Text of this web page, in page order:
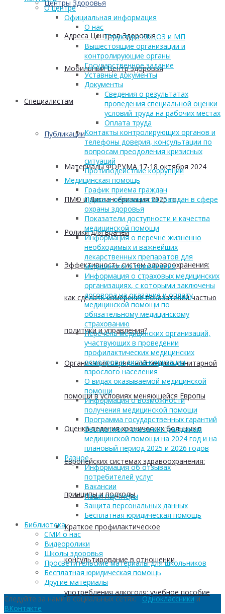
Центры Здоровья
Адреса Центров Здоровья
Мобильный Центр здоровья
Cпециалистам
Публикации
Материалы ФОРУМА 17-18 октября 2024
ПМО и Диспансеризация 2025 год
Ролики для врачей
Эффективность систем здравоохранения:
как сделать измерение показателей частью
политики и управления?
Организация первичной медико-санитарной
помощи в условиях меняющейся Европы
Оценка ведения хронических больных в
европейских системах здравоохранения:
принципы и подходы
Краткое профилактическое
консультирование в отношении
употребления алкоголя: учебное пособие
О центре
Официальная информация
О нас
Структура ККЦОЗ и МП
Вышестоящие организации и
контролирующие органы
Государственное задание
Уставные документы
Документы
Сведения о результатах
проведения специальной оценки
условий труда на рабочих местах
Оплата труда
Контакты контролирующих органов и
телефоны доверия, консультации по
вопросам преодоления кризисных
ситуаций
Противодействие коррупции
Медицинская помощь
График приема граждан
Права и обязанности граждан в сфере
охраны здоровья
Показатели доступности и качества
медицинской помощи
Информация о перечне жизненно
необходимых и важнейших
лекарственных препаратов для
медицинского применения
Информация о страховых медицинских
организациях, с которыми заключены
договора на оказание и оплату
медицинской помощи по
обязательному медицинскому
страхованию
Перечень медицинских организаций,
участвующих в проведении
профилактических медицинских
осмотров и диспансеризации
взрослого населения
О видах оказываемой медицинской
помощи
Информация о возможности
получения медицинской помощи
Программа государственных гарантий
бесплатного оказания гражданам
медицинской помощи на 2024 год и на
плановый период 2025 и 2026 годов
Разное
Информация об отзывах
потребителей услуг
Вакансии
Наши партнеры
Защита персональных данных
Бесплатная юридическая помощь
Библиотека
СМИ о нас
Видеоролики
Школы здоровья
Просветительские материалы для школьников
Бесплатная юридическая помощь
Другие материалы
Следуйте за нами в социальных сетях:Одноклассникии
ВКонтакте